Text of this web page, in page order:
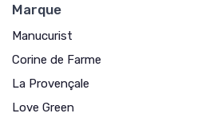
Marque
Manucurist
Corine de Farme
La Provençale
Love Green